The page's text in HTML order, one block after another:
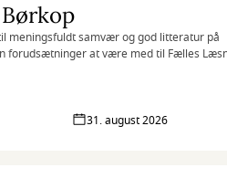
meningsfuldt samvær og god litteratur på
forudsætninger at være med til Fælles
31. august 2026